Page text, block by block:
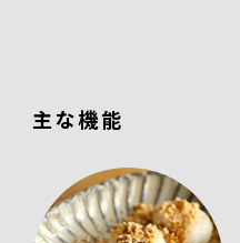
主な機能